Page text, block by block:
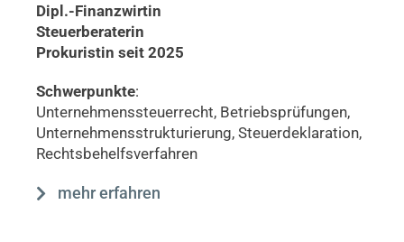
Dipl.-Finanzwirtin
Steuerberaterin
Prokuristin seit 2025
Schwerpunkte:
Unternehmenssteuerrecht, Betriebsprüfungen,
Unternehmensstrukturierung, Steuerdeklaration,
Rechtsbehelfsverfahren
mehr erfahren